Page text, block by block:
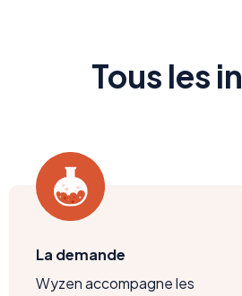
Tous les
La demande
Wyzen accompagne les